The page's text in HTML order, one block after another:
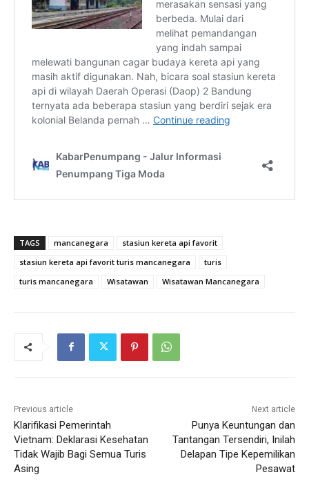
TAGS mancanegara
stasiun kereta api favorit
stasiun kereta api favorit turis mancanegara
turis
turis mancanegara
Wisatawan Wisatawan Mancanegara
Previous article
Klarifikasi Pemerintah
Vietnam: Deklarasi Kesehatan
Tidak Wajib Bagi Semua Turis
Asing
Next article
Punya Keuntungan dan
Tantangan Tersendiri, Inilah
Delapan Tipe Kepemilikan
Pesawat